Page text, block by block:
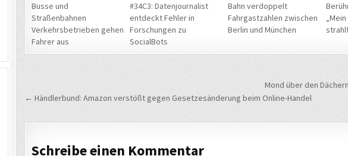
Busse und
Straßenbahnen
Verkehrsbetrieben gehen
Fahrer aus
#34C3: Datenjournalist
entdeckt Fehler in
Forschungen zu
SocialBots
Bahn verdoppelt
Fahrgastzahlen zwischen
Berlin und München
Mond über den
← Händlerbund: Amazon verstößt gegen Gesetzesänderung beim Online-Handel
Schreibe einen Kommentar